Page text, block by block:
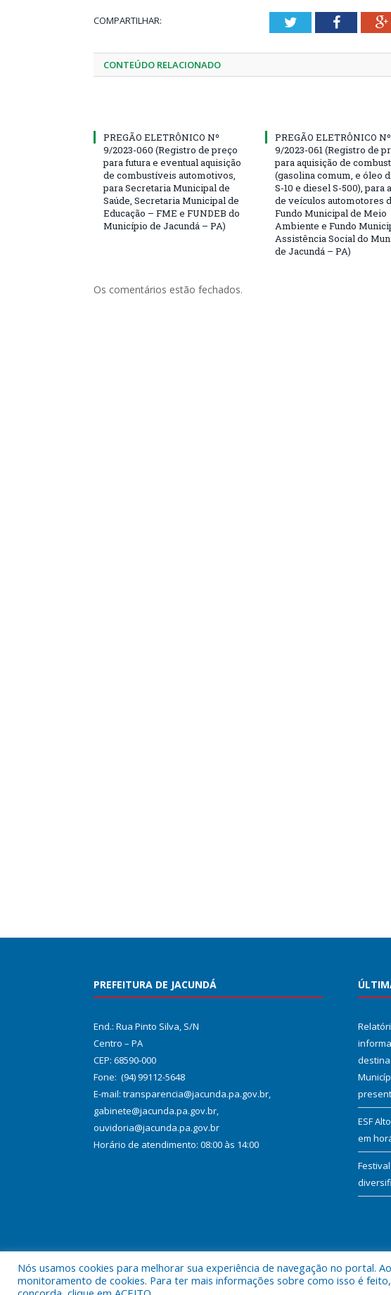
COMPARTILHAR: TwitterFacebook
CONTEÚDO RELACIONADO
PREGÃO ELETRÔNICO Nº
9/2023-060 (Registro de preço
para futura e eventual aquisição
de combustíveis automotivos,
para Secretaria Municipal de
Saúde, Secretaria Municipal de
Educação – FME e FUNDEB do
Município de Jacundá – PA)
PREGÃO ELETRÔNICO Nº
9/2023-061 (Registro de
para aquisição de
(gasolina comum, e óleo
S-10 e diesel S-500), para
de veículos automotores
Fundo Municipal de Meio
Ambiente e Fundo
Assistência Social do
de Jacundá – PA)
Os comentários estão fechados.
PREFEITURA DE JACUNDÁ
End.: Rua Pinto Silva, S/N
Centro – PA
CEP: 68590-000
Fone: (94) 99112-5648
E-mail: transparencia@jacunda.pa.gov.br,
gabinete@jacunda.pa.gov.br,
ouvidoria@jacunda.pa.gov.br
Horário de atendimento: 08:00 às 14:00
ESF
em
Todos os direitos reservados a Prefeitura Municipal de Jacundá.
Nós usamos cookies para melhorar sua experiência de navegação no portal.
monitoramento de cookies. Para ter mais informações sobre como isso é